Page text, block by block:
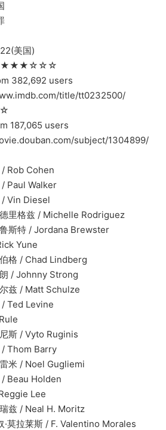
美国)
382,692 users
title/tt0232500/
187,065 users
subject/1304899/
Cohen
Walker
Diesel
/ Michelle Rodriguez
/ Jordana Brewster
Yune
Chad Lindberg
Strong
Matt Schulze
Levine
Vyto Ruginis
Barry
Noel Gugliemi
Holden
Lee
Neal H. Moritz
斯 / F. Valentino Morales